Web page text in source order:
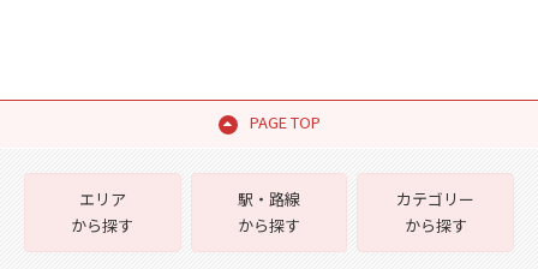
PAGE TOP
エリア
から探す
駅・路線
から探す
カテゴリー
から探す